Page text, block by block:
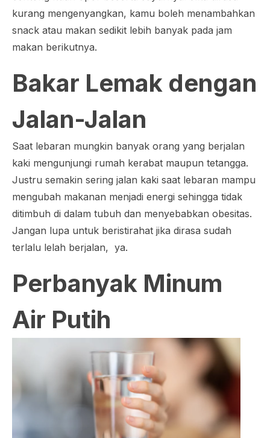
kurang mengenyangkan, kamu boleh menambahkan
snack atau makan sedikit lebih banyak pada jam
makan berikutnya.
Bakar Lemak dengan
Jalan-Jalan
Saat lebaran mungkin banyak orang yang berjalan
kaki mengunjungi rumah kerabat maupun tetangga.
Justru semakin sering jalan kaki saat lebaran mampu
mengubah makanan menjadi energi sehingga tidak
ditimbuh di dalam tubuh dan menyebabkan obesitas.
Jangan lupa untuk beristirahat jika dirasa sudah
terlalu lelah berjalan, ya.
Perbanyak Minum
Air Putih